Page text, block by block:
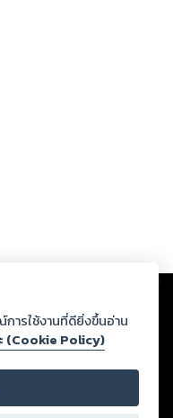
ปรากฏว่าละเมิดสิทธิใน
ายและศีลธรรม ดังนั้น ผู้อ่าน
ตนเอง และหากท่านพบว่าส่วน
มายังบริษัท เพื่อทีมงานจะได้
ลิขสิทธิ์ตามพระราชบัญญัติ
ารใช้งานที่ดียิ่งขึ้นอ่าน
(Cookie Policy)